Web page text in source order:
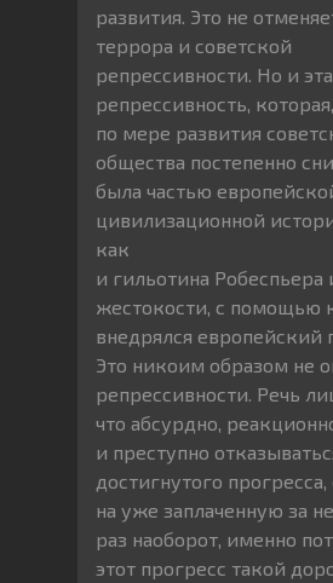
развития. Это не
террора и советской
репрессивности. Но и эта
репрессивность,
по мере развития
общества постепенно
была частью
цивилизационной
как
и гильотина Робеспьера
жестокости, с помощью
внедрялся европейский
Это никоим образом не
репрессивности. Речь
что абсурдно,
и преступно
достигнутого прогресса,
на уже заплаченную за
раз наоборот, именно
этот прогресс такой